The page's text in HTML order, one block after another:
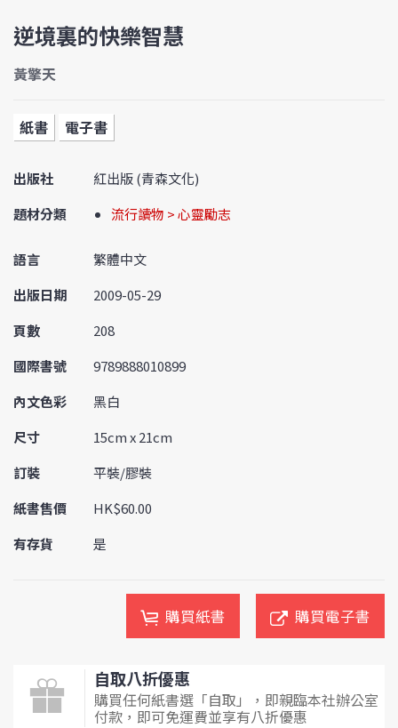
逆境裏的快樂智慧
黃擎天
紙書 電子書
出版社
紅出版 (青森文化)
題材分類
流行讀物 > 心靈勵志
語言
繁體中文
出版日期
2009-05-29
頁數
208
國際書號
9789888010899
內文色彩
黑白
尺寸
15cm x 21cm
訂裝
平裝/膠裝
紙書售價
HK$60.00
有存貨
是
購買紙書 購買電子書
自取八折優惠
購買任何紙書選「自取」，即親臨本社辦公室
付款，即可免運費並享有八折優惠